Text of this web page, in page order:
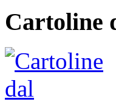
Cartoline